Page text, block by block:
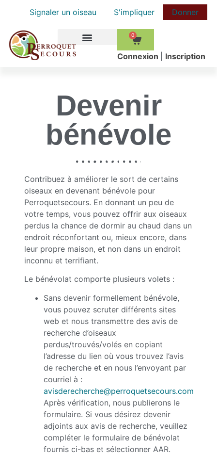
Signaler un oiseau S'impliquer Donner
0
Сonnexion Inscription
Devenir
bénévole
Contribuez à améliorer le sort de certains
oiseaux en devenant bénévole pour
Perroquetsecours. En donnant un peu de
votre temps, vous pouvez offrir aux oiseaux
perdus la chance de dormir au chaud dans un
endroit réconfortant ou, mieux encore, dans
leur propre maison, et non dans un endroit
inconnu et terrifiant.
Le bénévolat comporte plusieurs volets :
Sans devenir formellement bénévole,
vous pouvez scruter différents sites
web et nous transmettre des avis de
recherche d’oiseaux
perdus/trouvés/volés en copiant
l’adresse du lien où vous trouvez l’avis
de recherche et en nous l’envoyant par
courriel à :
avisderecherche@perroquetsecours.com
Après vérification, nous publierons le
formulaire. Si vous désirez devenir
adjoints aux avis de recherche, veuillez
compléter le formulaire de bénévolat
fournis ci-bas et sélectionner AAR.